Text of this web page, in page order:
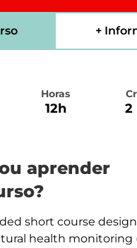
+
Horas
12h 2
aprender
short course
health monitoring